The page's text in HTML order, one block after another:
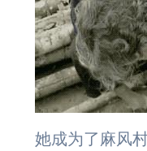
她成为了麻风